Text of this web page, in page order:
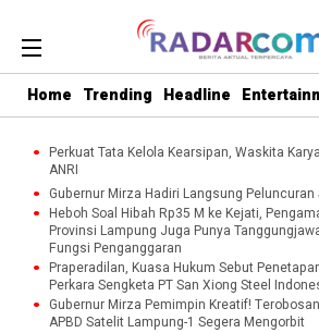
Home Trending Headline
Perkuat Tata Kelola Kearsipan, Waskita
ANRI
Gubernur Mirza Hadiri Langsung Peluncuran
Heboh Soal Hibah Rp35 M ke Kejati,
Provinsi Lampung Juga Punya
Fungsi Penganggaran
Praperadilan, Kuasa Hukum Sebut
Perkara Sengketa PT San Xiong Steel
Gubernur Mirza Pemimpin Kreatif!
APBD Satelit Lampung-1 Segera Mengorbit